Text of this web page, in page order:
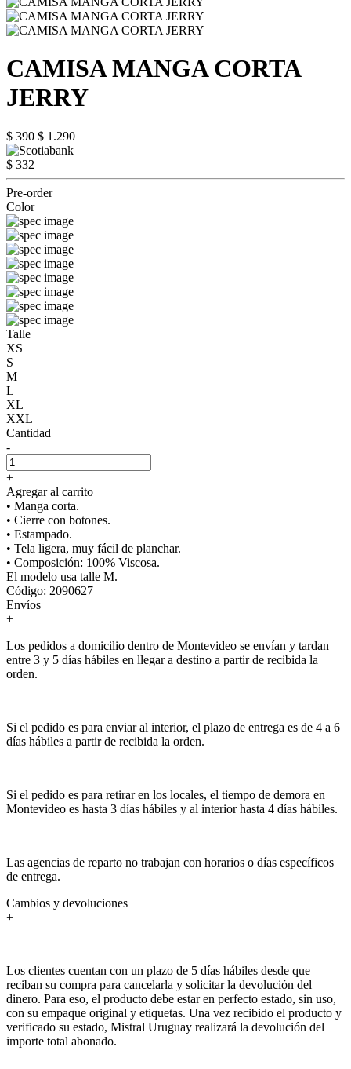
CAMISA MANGA CORTA
JERRY
$ 390 $ 1.290
$ 332
Pre-order
Color
Talle
XS
S
M
L
XL
XXL
Cantidad
-
+
Agregar al carrito
• Manga corta.
• Cierre con botones.
• Estampado.
• Tela ligera, muy fácil de planchar.
• Composición: 100% Viscosa.
El modelo usa talle M.
Código: 2090627
Envíos
+
Los pedidos a domicilio dentro de Montevideo se envían y tardan
entre 3 y 5 días hábiles en llegar a destino a partir de recibida la
orden.
Si el pedido es para enviar al interior, el plazo de entrega es de 4 a 6
días hábiles a partir de recibida la orden.
Si el pedido es para retirar en los locales, el tiempo de demora en
Montevideo es hasta 3 días hábiles y al interior hasta 4 días hábiles.
Las agencias de reparto no trabajan con horarios o días específicos
de entrega.
Cambios y devoluciones
+
Los clientes cuentan con un plazo de 5 días hábiles desde que
reciban su compra para cancelarla y solicitar la devolución del
dinero. Para eso, el producto debe estar en perfecto estado, sin uso,
con su empaque original y etiquetas. Una vez recibido el producto y
verificado su estado, Mistral Uruguay realizará la devolución del
importe total abonado.